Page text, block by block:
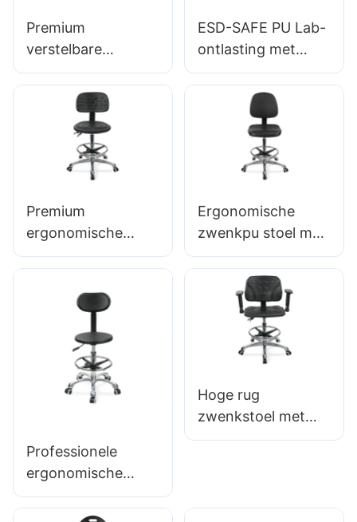
Aluminium 5-
sterrenbasis voor
laboratoria &
Cleanrooms
Premium
verstelbare
zwenkstoel met
handgreep,
intergale
schuimstoel & PU
Lab Lab-ontlasting
Hoogte-verstelbare
verchroomde 5-
sterrenbasis voor
ultieme comfort
ESD-SAFE PU Lab-
ontlasting met
gaslift &
Voetringhoogte
AANPASSING
ALUMINIUM
Vijfsterrenbasis
voor stabiliteit voor
Premium
ergonomische
draaistoel Ic027
PU-rugleuning, in
hoogte verstelbare
zitting en
aluminium 5-
sterrenbasis voor
laboratoria/kantore
Ergonomische
zwenkpu stoel met
rugleuning &
integrale
schuimstoel in
hoogte verstelbare
voetring &
aluminium 5-
laboratoria/cleanro
oms
Professionele
ergonomische
swivel stoel IC142
met PU-rugleuning
Hoge rug
zwenkstoel met
armleuningen